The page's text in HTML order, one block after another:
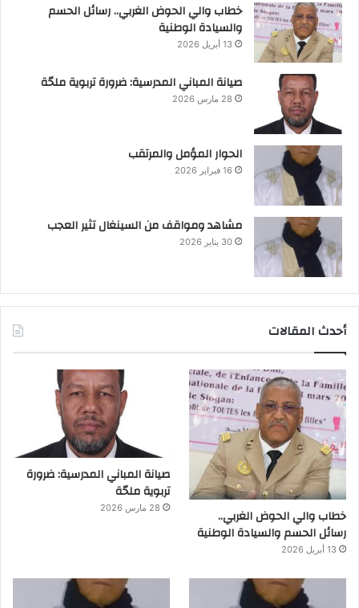
خطاب والي الحوض الغربي.. رسائل الحسم
والسيادة الوطنية
13 أبريل 2026
صيانة المباني المدرسية: ضرورة تربوية ملحّة
28 مارس 2026
الحوار المؤمل والمرتقب
16 فبراير 2026
مشاهد ومواقف من السينغال تثير العجب
30 يناير 2026
أحدث المقالات
خطاب والي الحوض الغربي..
رسائل الحسم والسيادة الوطنية
13 أبريل 2026
صيانة المباني المدرسية: ضرورة
تربوية ملحّة
28 مارس 2026